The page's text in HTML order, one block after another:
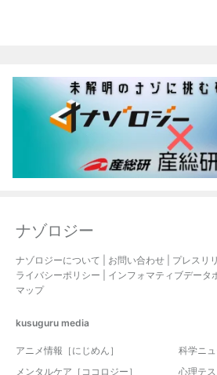
ナゾロジー
ナゾロジーについて お問い合わせ プレスリ
ライバシーポリシー
インフォマティブデータ
マップ
kusuguru media
アニメ情報［にじめん］
科学ニュ
メンタルケア［ココロジー］
心理テス